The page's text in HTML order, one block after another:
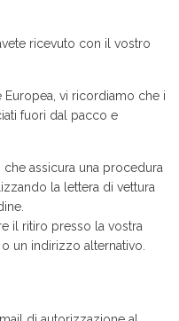
ricevuto con il vostro
Europea, vi ricordiamo che i
fuori dal pacco e
che assicura una procedura
la lettera di vettura
il ritiro presso la vostra
un indirizzo alternativo.